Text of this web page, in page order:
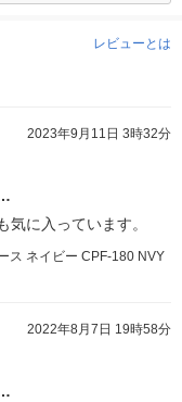
レビューとは
2023年9月11日 3時32分
に入っています。
ス ネイビー CPF-180 NVY
2022年8月7日 19時58分